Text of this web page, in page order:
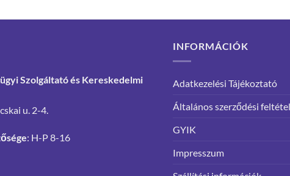
Szolgáltató és Kereskedelmi
u. 2-4.
: H-P 8-16
INFORMÁCIÓK
Adatkezelési Tájékoztató
Általános szerződési
GYIK
Impresszum